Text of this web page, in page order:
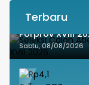
Terbaru
Seleksi Calon
Porprov XVIII
Sabtu, 08/08/2026